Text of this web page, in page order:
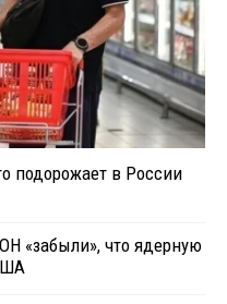
подорожает в России
«забыли», что ядерную